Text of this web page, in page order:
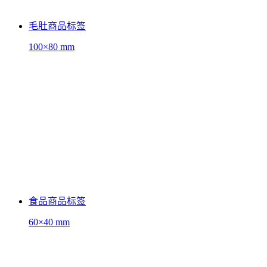
毛肚商品标签
100×80 mm
食品商品标签
60×40 mm